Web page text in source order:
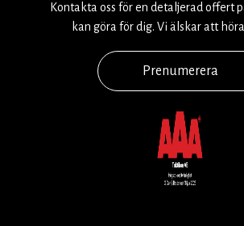
Kontakta oss för en detaljerad offert
kan göra för dig. Vi älskar att
Prenumerera